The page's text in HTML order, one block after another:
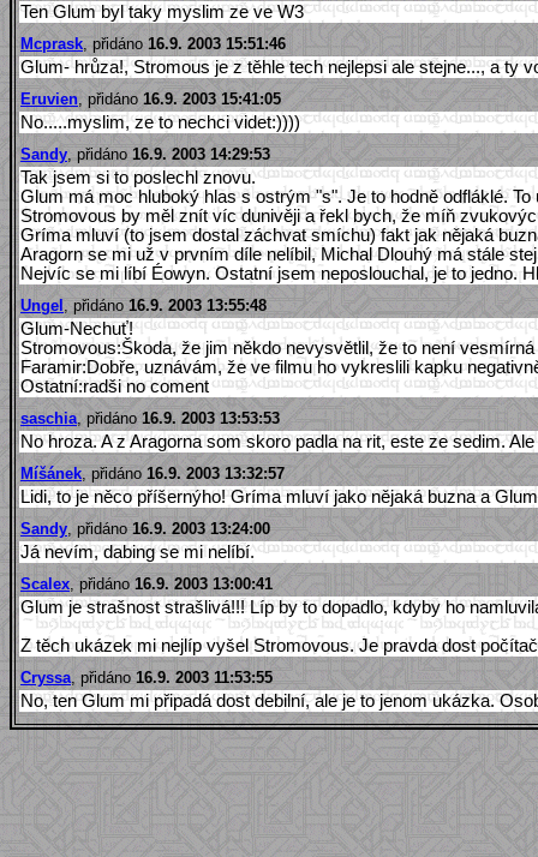
Ten Glum byl taky myslim ze ve W3
Mcprask , přidáno 16.9. 2003 15:51:46
Glum- hrůza!, Stromous je z těhle tech nejlepsi ale stejne..., a ty
Eruvien , přidáno 16.9. 2003 15:41:05
No.....myslim, ze to nechci videt:))))
Sandy , přidáno 16.9. 2003 14:29:53
Tak jsem si to poslechl znovu.
Glum má moc hluboký hlas s ostrým "s". Je to hodně odfláklé.
Stromovous by měl znít víc dunivěji a řekl bych, že míň
Gríma mluví (to jsem dostal záchvat smíchu) fakt jak nějaká
Aragorn se mi už v prvním díle nelíbil, Michal Dlouhý má stále
Nejvíc se mi líbí Éowyn. Ostatní jsem neposlouchal, je to jedno.
Ungel , přidáno 16.9. 2003 13:55:48
Glum-Nechuť!
Stromovous:Škoda, že jim někdo nevysvětlil, že to není
Faramir:Dobře, uznávám, že ve filmu ho vykreslili kapku
Ostatní:radši no coment
saschia , přidáno 16.9. 2003 13:53:53
No hroza. A z Aragorna som skoro padla na rit, este ze sedim.
Míšánek , přidáno 16.9. 2003 13:32:57
Lidi, to je něco příšernýho! Gríma mluví jako nějaká buzna a
Sandy , přidáno 16.9. 2003 13:24:00
Já nevím, dabing se mi nelíbí.
Scalex , přidáno 16.9. 2003 13:00:41
Glum je strašnost strašlivá!!! Líp by to dopadlo, kdyby ho
Z těch ukázek mi nejlíp vyšel Stromovous. Je pravda dost
Cryssa , přidáno 16.9. 2003 11:53:55
No, ten Glum mi připadá dost debilní, ale je to jenom ukázka.